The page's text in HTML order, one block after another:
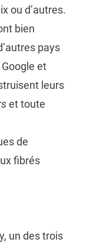
ou d’autres.
bien
pays
et
leurs
et toute
de
fibrés
un des trois